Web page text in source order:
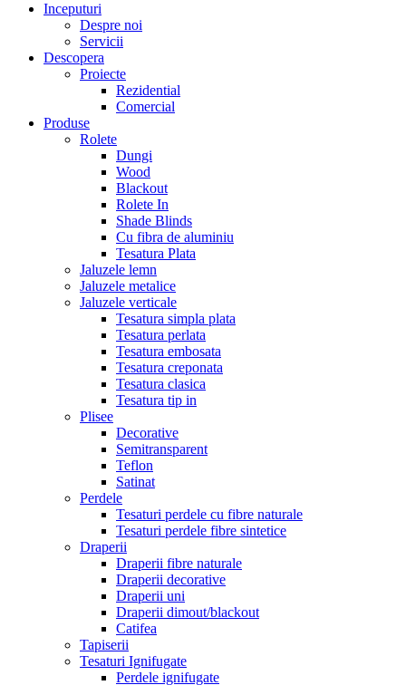
Inceputuri
Despre noi
Servicii
Descopera
Proiecte
Rezidential
Comercial
Produse
Rolete
Dungi
Wood
Blackout
Rolete In
Shade Blinds
Cu fibra de aluminiu
Tesatura Plata
Jaluzele lemn
Jaluzele metalice
Jaluzele verticale
Tesatura simpla plata
Tesatura perlata
Tesatura embosata
Tesatura creponata
Tesatura clasica
Tesatura tip in
Plisee
Decorative
Semitransparent
Teflon
Satinat
Perdele
Tesaturi perdele cu fibre naturale
Tesaturi perdele fibre sintetice
Draperii
Draperii fibre naturale
Draperii decorative
Draperii uni
Draperii dimout/blackout
Catifea
Tapiserii
Tesaturi Ignifugate
Perdele ignifugate